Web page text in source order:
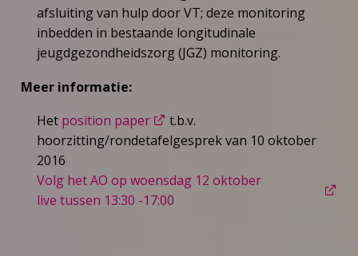
afsluiting van hulp door VT; deze monitoring
inbedden in bestaande longitudinale
jeugdgezondheidszorg (JGZ) monitoring.
Meer informatie:
Het position paper
t.b.v.
hoorzitting/rondetafelgesprek van 10 oktober
2016
Volg het AO op woensdag 12 oktober
live tussen 13:30 -17:00